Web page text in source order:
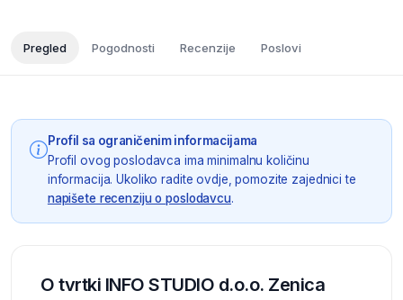
Pregled Pogodnosti Recenzije Poslovi
Profil sa ograničenim informacijama
Profil ovog poslodavca ima minimalnu količinu
informacija. Ukoliko radite ovdje, pomozite zajednici te
napišete recenziju o poslodavcu.
O tvrtki INFO STUDIO d.o.o. Zenica